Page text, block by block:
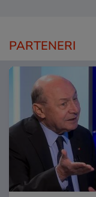
PARTENERI